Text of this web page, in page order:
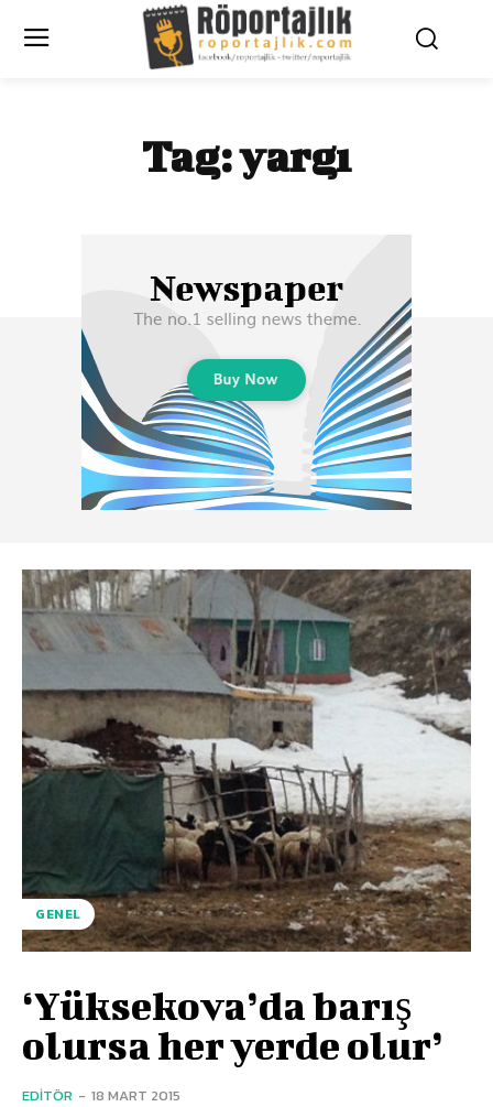
Tag:yargı
GENEL
‘Yüksekova’da barış
olursa her yerde olur’
EDITÖR - 18 MART 2015